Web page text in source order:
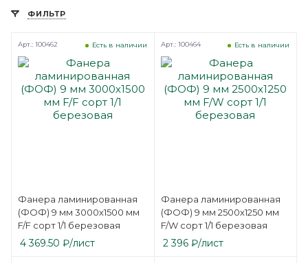
ФИЛЬТР
Фанера ламинированная
(ФОФ) 9 мм 3000х1500 мм
F/F сорт 1/1 березовая
Есть в наличии
Арт.: 100462
4 369.50 ₽/лист
Фанера ламинированная
(ФОФ) 9 мм 2500х1250 мм
F/W сорт 1/1 березовая
Есть в наличии
Арт.: 100464
2 396₽/лист